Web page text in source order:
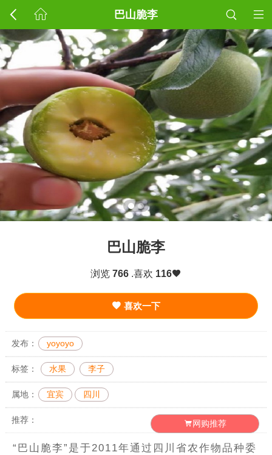
巴山脆李
巴山脆李
浏览 766 .喜欢 116
喜欢一下
发布： yoyoyo
标签： 水果 李子
属地： 宜宾 四川
推荐： 网购推荐
“巴山脆李”是于2011年通过四川省农作物品种委